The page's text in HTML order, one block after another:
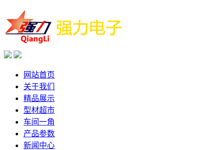
网站首页
关于我们
精品展示
型材超市
车间一角
产品参数
新闻中心